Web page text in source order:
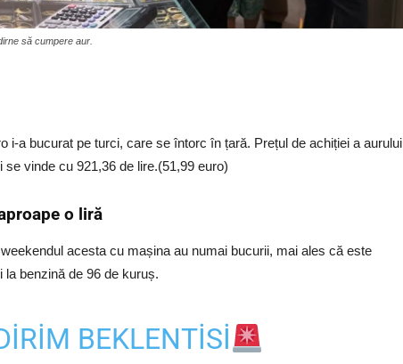
să cumpere aur.
i-a bucurat pe turci, care se întorc în țară. Prețul de achiției a aurului
vinde cu 921,36 de lire.(51,99 euro)
o liră
acesta cu mașina au numai bucurii, mai ales că este
benzină de 96 de kuruș.
BEKLENTISI